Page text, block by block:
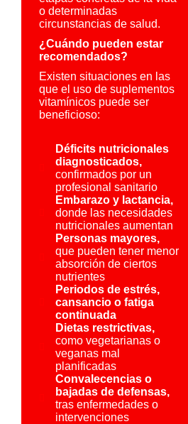
o determinadas
circunstancias de salud.
¿Cuándo pueden estar
recomendados?
Existen situaciones en las
que el uso de suplementos
vitamínicos puede ser
beneficioso:
Déficits nutricionales
diagnosticados,
confirmados por un
profesional sanitario
Embarazo y lactancia,
donde las necesidades
nutricionales aumentan
Personas mayores,
que pueden tener menor
absorción de ciertos
nutrientes
Periodos de estrés,
cansancio o fatiga
continuada
Dietas restrictivas,
como vegetarianas o
veganas mal
planificadas
Convalecencias o
bajadas de defensas,
tras enfermedades o
intervenciones